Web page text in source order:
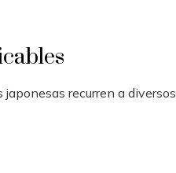
recurren a diversos